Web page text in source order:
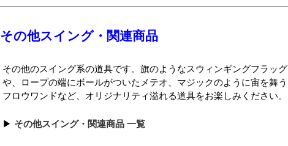
その他スイング・関連商品
その他のスイング系の道具です。旗のようなスウィンギングフラッグ
や、ロープの端にボールがついたメテオ、マジックのように宙を舞う
フロウワンドなど、オリジナリティ溢れる道具をお楽しみください。
その他スイング・関連商品 一覧